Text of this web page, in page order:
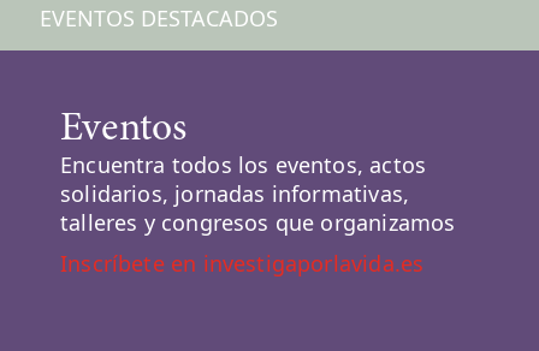
EVENTOS DESTACADOS
Eventos
Encuentra todos los eventos, actos
solidarios, jornadas informativas,
talleres y congresos que organizamos
Inscríbete en investigaporlavida.es